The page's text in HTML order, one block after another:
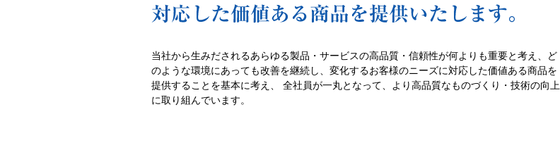
当社から生みだされるあらゆる製品・サービスの高品質・信頼性が何よりも重要と考え、ど
のような環境にあっても改善を継続し、変化するお客様のニーズに対応した価値ある商品を
提供することを基本に考え、 全社員が一丸となって、より高品質なものづくり・技術の向上
に取り組んでいます。